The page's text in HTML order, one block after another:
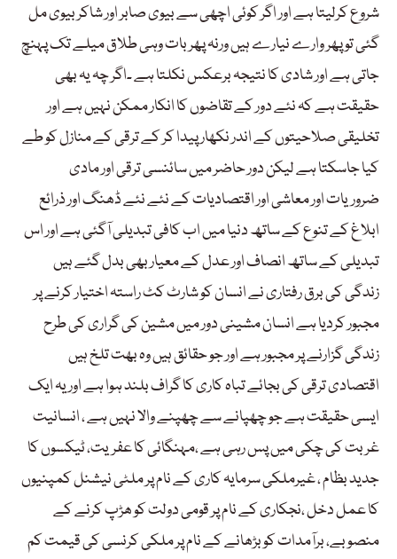
شروع کرلیتا ہے اور اگر کوئی اچھی سے بیوی صابر اور شاکر بیوی مل
گئی تو پھر وارے نیارے ہیں ورنہ پھر بات وہی طلاق میلے تک پہنچ
جاتی ہے اور شادی کا نتیجہ برعکس نکلتا ہے ۔اگر چہ یہ بھی
حقیقت ہے کہ نئے دور کے تقاضوں کا انکار ممکن نہیں ہے اور
تخلیقی صلاحیتوں کے اندر نکھار پیدا کر کے ترقی کے منازل کو طے
کیا جاسکتا ہے لیکن دور حاضر میں سائنسی ترقی اور مادی
ضروریات اور معاشی اور اقتصادیات کے نئے نئے ڈھنگ اور ذرائع
ابلاغ کے تنوع کے ساتھ دنیا میں اب کافی تبدیلی آگئی ہے اور اس
تبدیلی کے ساتھ انصاف اور عدل کے معیار بھی بدل گئے ہیں
زندگی کی برق رفتاری نے انسان کو شارٹ کٹ راستہ اختیار کرنے پر
مجبور کردیا ہے انسان مشینی دور میں مشین کی گراری کی طرح
زندگی گزارنے پر مجبور ہے اور جو حقائق ہیں وہ بھت تلخ ہیں
اقتصادی ترقی کی بجائے تباہ کاری کا گراف بلند ہوا ہے اور یہ ایک
ایسی حقیقت ہے جو چھپانے سے چھپنے والا نہیں ہے ، انسانیت
غربت کی چکی میں پس رہی ہے ،مہنگائی کا عفریت، ٹیکسوں کا
جدید بظام ، غیرملکی سرمایہ کاری کے نام پر ملٹی نیشنل کمپنیوں
کا عمل دخل ،نجکاری کے نام پر قومی دولت کو ھڑپ کرنے کے
منصوبے، برآمدات کو بڑھانے کے نام پر ملکی کرنسی کی قیمت کم